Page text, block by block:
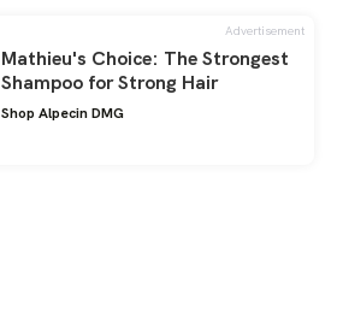
Advertisement
Mathieu's Choice: The Strongest
Shampoo for Strong Hair
Shop Alpecin DMG